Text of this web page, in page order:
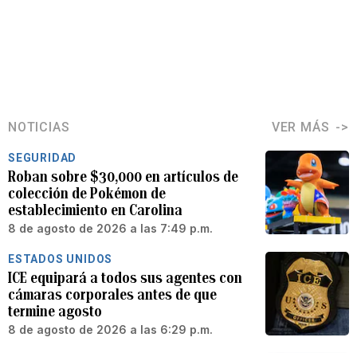
NOTICIAS VER MÁS
SEGURIDAD
Roban sobre $30,000 en artículos de
colección de Pokémon de
establecimiento en Carolina
8 de agosto de 2026 a las 7:49 p.m.
ESTADOS UNIDOS
ICE equipará a todos sus agentes con
cámaras corporales antes de que
termine agosto
8 de agosto de 2026 a las 6:29 p.m.